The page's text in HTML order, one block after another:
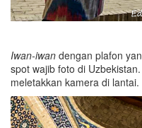
Iwan-iwan dengan plafon
spot wajib foto di
meletakkan kamera di lantai.